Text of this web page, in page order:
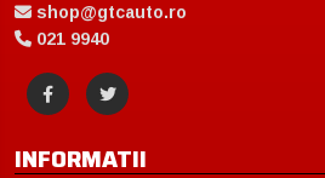
shop@gtcauto.ro
021 9940
INFORMATII